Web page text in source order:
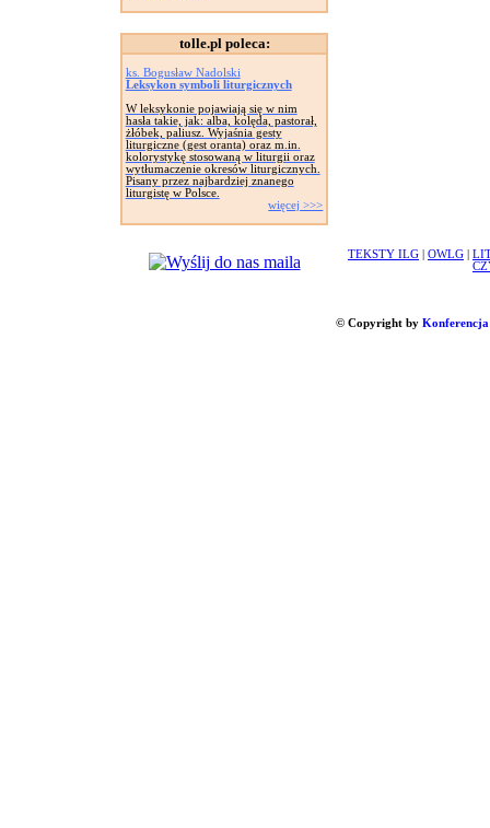
tolle.pl poleca:
ks. Bogusław Nadolski
Leksykon symboli liturgicznych
W leksykonie pojawiają się w nim
hasła takie, jak: alba, kolęda, pastorał,
żłóbek, paliusz. Wyjaśnia gesty
liturgiczne (gest oranta) oraz m.in.
kolorystykę stosowaną w liturgii oraz
wytłumaczenie okresów liturgicznych.
Pisany przez najbardziej znanego
liturgistę w Polsce.
więcej >>>
TEKSTY ILG OWLG
© Copyright by Konferencja